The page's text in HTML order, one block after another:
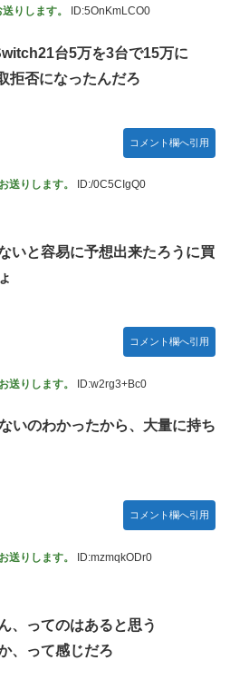
りします。 ID:5OnKmLCO0
台5万を3台で15万に
拒否になったんだろ
コメント欄へ引用
送りします。 ID:/0C5CIgQ0
いと容易に予想出来たろうに買
コメント欄へ引用
送りします。 ID:w2rg3+Bc0
いのわかったから、大量に持ち
コメント欄へ引用
送りします。 ID:mzmqkODr0
、ってのはあると思う
、って感じだろ